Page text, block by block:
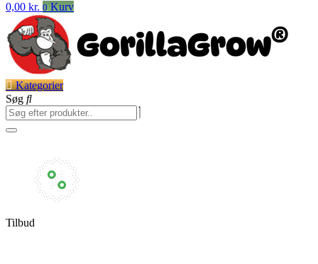
0,00 kr. 0 Kurv
Kategorier
Søg
Tilbud